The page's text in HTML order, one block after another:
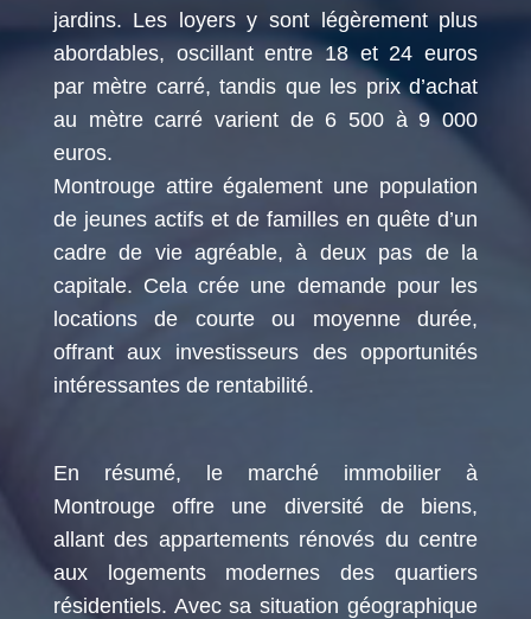
jardins. Les loyers y sont légèrement plus
abordables, oscillant entre 18 et 24 euros
par mètre carré, tandis que les prix d’achat
au mètre carré varient de 6 500 à 9 000
euros.
Montrouge attire également une population
de jeunes actifs et de familles en quête d’un
cadre de vie agréable, à deux pas de la
capitale. Cela crée une demande pour les
locations de courte ou moyenne durée,
offrant aux investisseurs des opportunités
intéressantes de rentabilité.
En résumé, le marché immobilier à
Montrouge offre une diversité de biens,
allant des appartements rénovés du centre
aux logements modernes des quartiers
résidentiels. Avec sa situation géographique